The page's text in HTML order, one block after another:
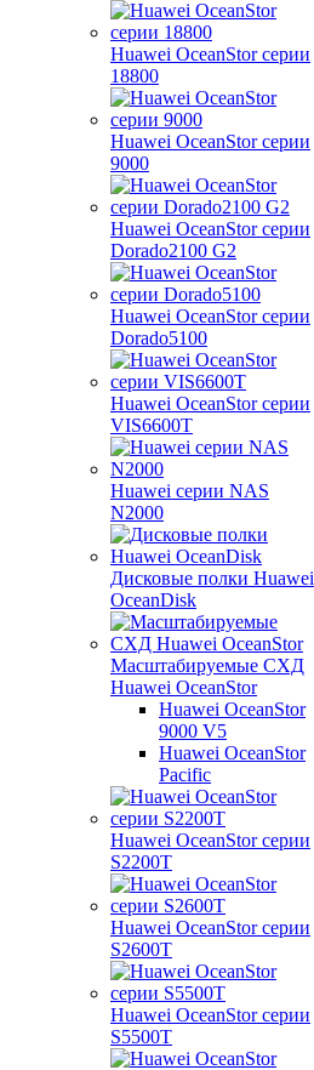
Huawei OceanStor серии
18800
Huawei OceanStor серии
9000
Huawei OceanStor серии
Dorado2100 G2
Huawei OceanStor серии
Dorado5100
Huawei OceanStor серии
VIS6600T
Huawei серии NAS
N2000
Дисковые полки Huawei
OceanDisk
Масштабируемые СХД
Huawei OceanStor
Huawei OceanStor
9000 V5
Huawei OceanStor
Pacific
Huawei OceanStor серии
S2200T
Huawei OceanStor серии
S2600T
Huawei OceanStor серии
S5500T